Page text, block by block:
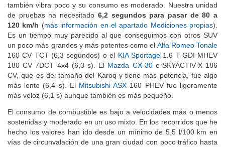
también vibra poco y su consumo es moderado. Nuestra unidad
de pruebas ha necesitado 6,2 segundos para pasar de 80 a
120 km/h (más información en el apartado Mediciones propias).
Es un tiempo muy parecido al que conseguimos con otros SUV
un poco más grandes y más potentes como el Alfa Romeo Tonale
160 CV TCT (6,3 segundos) o el KIA Sportage1.6 T-GDI MHEV
180 CV 7DCT 4x4 (6,3 s). El Mazda CX-30e-SKYACTIV-X 186
CV, que es del tamaño del Karoq y tiene más potencia, fue algo
más lento (6,4 s). El Mitsubishi ASX 160 PHEV fue ligeramente
más veloz (6,1 s) aunque también es más pequeño.
El consumo de combustible es bajo a velocidades más o menos
sostenidas y moderado en un uso mixto. En los recorridos que he
hecho los valores han ido desde un mínimo de 5,5 l/100 km en
vías de circunvalación de una gran ciudad con poco tráfico hasta